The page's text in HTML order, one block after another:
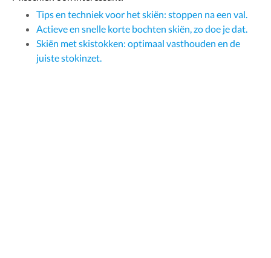
Tips en techniek voor het skiën: stoppen na een val.
Actieve en snelle korte bochten skiën, zo doe je dat.
Skiën met skistokken: optimaal vasthouden en de
juiste stokinzet.